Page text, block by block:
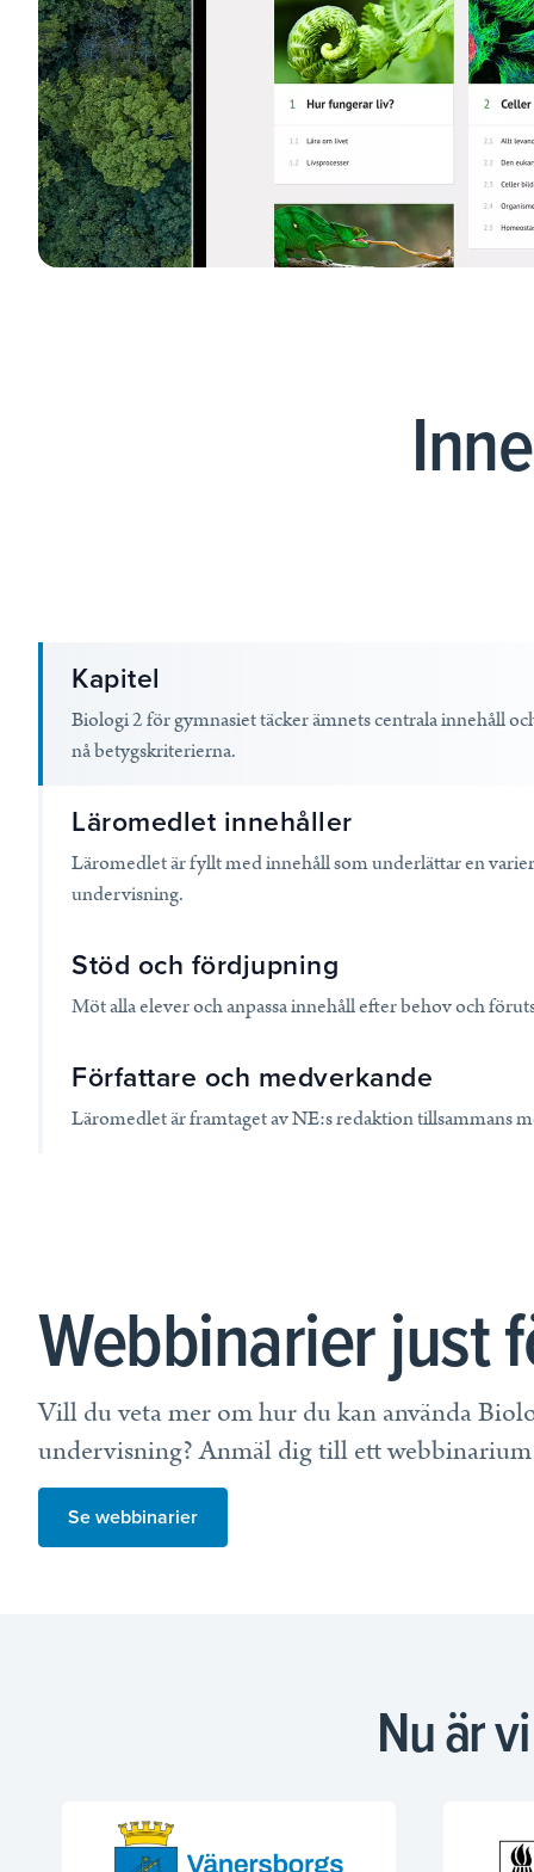
Läs mer
Lektionstips
Webbinarier & Inspelat
Ta din undervisning till nästa nivå.
Kom igång
Blogg
Kapitel
Biologi 2 för gymnasiet täcker ämnets centrala innehåll
nå betygskriterierna.
Läromedlet innehåller
Läromedlet är fyllt med innehåll som underlättar en
undervisning.
Stöd och fördjupning
Möt alla elever och anpassa innehåll efter behov och
Författare och medverkande
Läromedlet är framtaget av NE:s redaktion tillsammans
Webbinarier just
Vill du veta mer om hur du kan använda
undervisning? Anmäl dig till ett
Se webbinarier
Nu är